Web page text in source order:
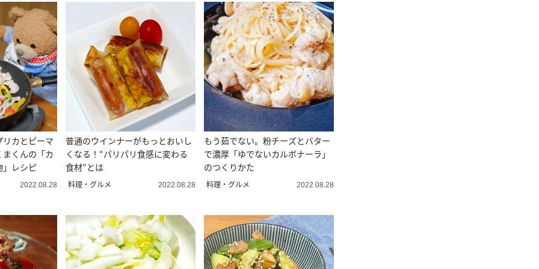
カとピーマ
くんの「カ
レシピ
2022.08.28
普通のウインナーがもっとおいし
くなる！“パリパリ食感に変わる
食材”とは
料理・グルメ 2022.08.28
もう茹でない。粉チーズとバター
で濃厚「ゆでないカルボナーラ」
のつくりかた
料理・グルメ 2022.08.28